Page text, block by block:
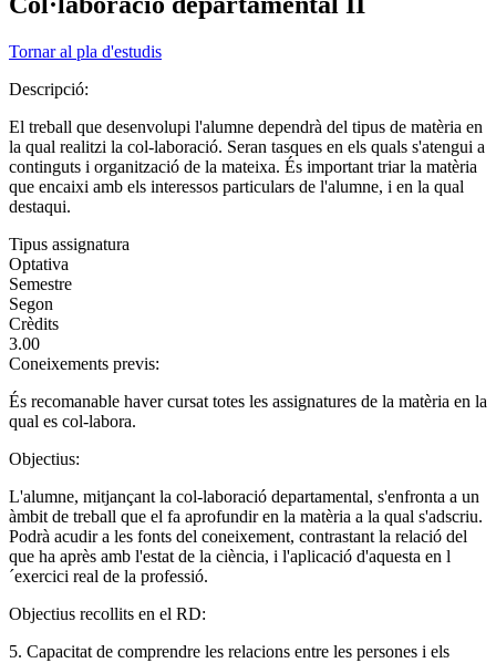
Tornar al pla d'estudis
Descripció:
El treball que desenvolupi l'alumne dependrà del tipus de matèria en
la qual realitzi la col-laboració. Seran tasques en els quals s'atengui a
continguts i organització de la mateixa. És important triar la matèria
que encaixi amb els interessos particulars de l'alumne, i en la qual
destaqui.
Tipus assignatura
Optativa
Semestre
Segon
Crèdits
3.00
Coneixements previs:
És recomanable haver cursat totes les assignatures de la matèria en la
qual es col-labora.
Objectius:
L'alumne, mitjançant la col-laboració departamental, s'enfronta a un
àmbit de treball que el fa aprofundir en la matèria a la qual s'adscriu.
Podrà acudir a les fonts del coneixement, contrastant la relació del
que ha après amb l'estat de la ciència, i l'aplicació d'aquesta en l
´exercici real de la professió.
Objectius recollits en el RD:
5. Capacitat de comprendre les relacions entre les persones i els